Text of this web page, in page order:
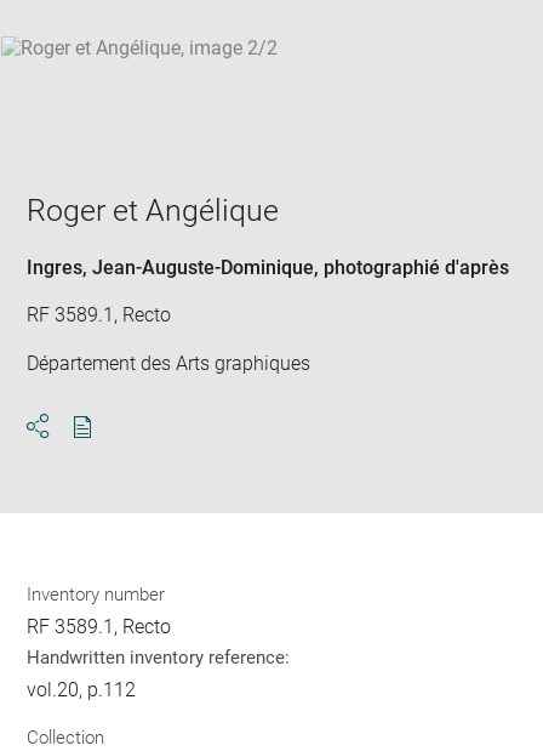
Roger et Angélique
Ingres, Jean-Auguste-Dominique, photographié d'après
RF 3589.1, Recto
Département des Arts graphiques
Inventory number
RF 3589.1, Recto
Handwritten inventory reference:
vol.20, p.112
Collection